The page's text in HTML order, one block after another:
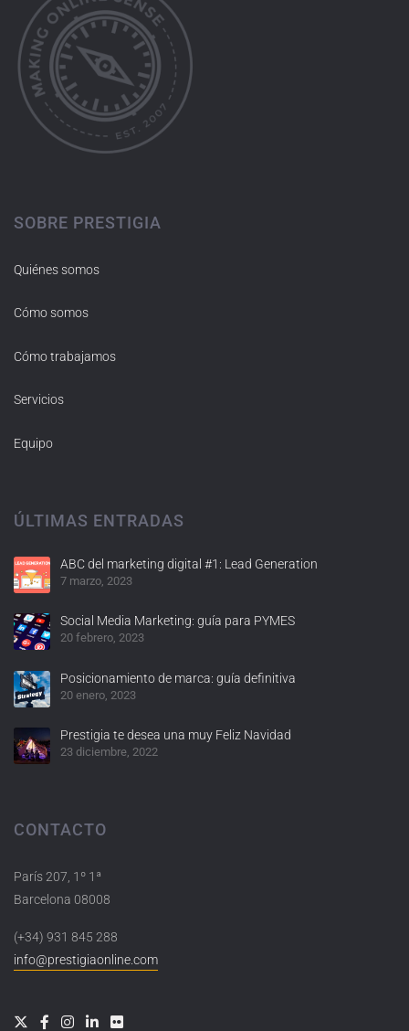
SOBRE PRESTIGIA
Quiénes somos
Cómo somos
Cómo trabajamos
Servicios
Equipo
ÚLTIMAS ENTRADAS
ABC del marketing digital #1: Lead Generation
7 marzo, 2023
Social Media Marketing: guía para PYMES
20 febrero, 2023
Posicionamiento de marca: guía definitiva
20 enero, 2023
Prestigia te desea una muy Feliz Navidad
23 diciembre, 2022
CONTACTO
París 207, 1º 1ª
Barcelona 08008
(+34) 931 845 288
info@prestigiaonline.com